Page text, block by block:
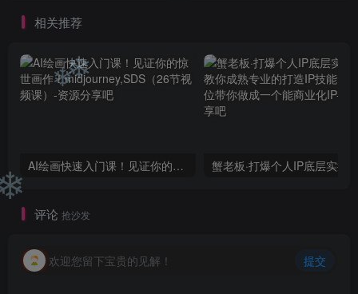
相关推荐
AI绘画快速入门课！见证你的惊世画作！midjourney,SDS（26节视频课）
评论 抢沙发
欢迎您留下宝贵的见解！ 提交
❄